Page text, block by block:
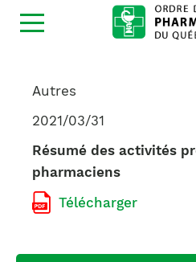
Ouvrir
la
Autres
2021/03/31
Résumé des activités
pharmaciens
Télécharger